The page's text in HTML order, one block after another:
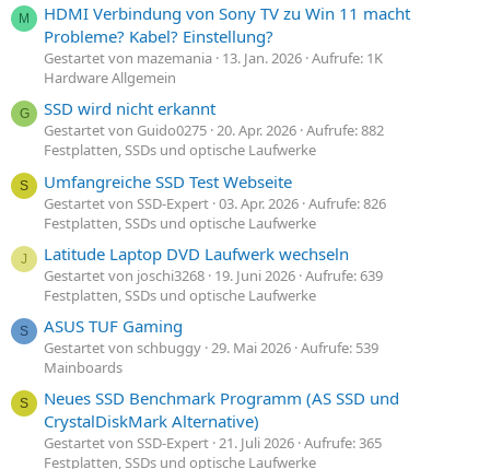
M
HDMI Verbindung von Sony TV zu Win 11 macht
Probleme? Kabel? Einstellung?
Gestartet von mazemania 13. Jan. 2026 Aufrufe: 1K
Hardware Allgemein
G SSD wird nicht erkannt
Gestartet von Guido0275 20. Apr. 2026 Aufrufe: 882
Festplatten, SSDs und optische Laufwerke
S Umfangreiche SSD Test Webseite
Gestartet von SSD-Expert 03. Apr. 2026 Aufrufe: 826
Festplatten, SSDs und optische Laufwerke
J Latitude Laptop DVD Laufwerk wechseln
Gestartet von joschi3268 19. Juni 2026 Aufrufe: 639
Festplatten, SSDs und optische Laufwerke
S ASUS TUF Gaming
Gestartet von schbuggy 29. Mai 2026 Aufrufe: 539
Mainboards
S
Neues SSD Benchmark Programm (AS SSD und
CrystalDiskMark Alternative)
Gestartet von SSD-Expert 21. Juli 2026 Aufrufe: 365
Festplatten, SSDs und optische Laufwerke